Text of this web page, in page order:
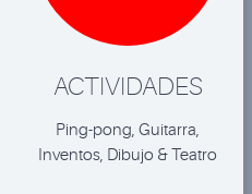
ACTIVIDADES
Ping-pong, Guitarra,
Inventos, Dibujo & Teatro